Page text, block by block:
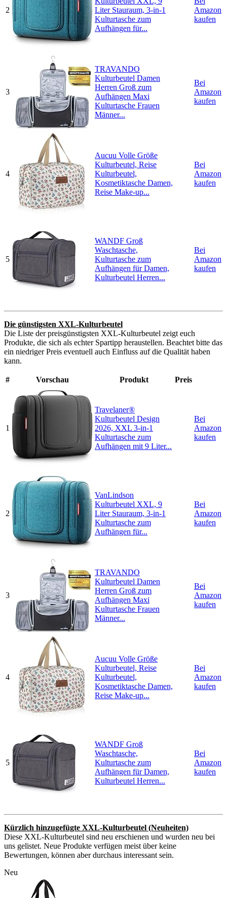
2
Liter Stauraum, 3-in-1
Kulturtasche zum
Aufhängen für...
Amazon
kaufen
3
TRAVANDO
Kulturbeutel Damen
Herren Groß zum
Aufhängen Maxi
Kulturtasche Frauen
Männer...
Bei
Amazon
kaufen
4
Aucuu Volle Größe
Kulturbeutel, Reise
Kulturbeutel,
Kosmetiktasche Damen,
Reise Make-up...
Bei
Amazon
kaufen
5
WANDF Groß
Waschtasche,
Kulturtasche zum
Aufhängen für Damen,
Kulturbeutel Herren...
Bei
Amazon
kaufen
Die günstigsten XXL-Kulturbeutel
Die Liste der preisgünstigsten XXL-Kulturbeutel zeigt euch
Produkte, die sich als echter Spartipp heraustellen. Beachtet bitte das
ein niedriger Preis eventuell auch Einfluss auf die Qualität haben
kann.
# Vorschau Produkt Preis
1
Travelaner®
Kulturbeutel Design
2026, XXL 3-in-1
Kulturtasche zum
Aufhängen mit 9 Liter...
Bei
Amazon
kaufen
2
VanLindson
Kulturbeutel XXL, 9
Liter Stauraum, 3-in-1
Kulturtasche zum
Aufhängen für...
Bei
Amazon
kaufen
3
TRAVANDO
Kulturbeutel Damen
Herren Groß zum
Aufhängen Maxi
Kulturtasche Frauen
Männer...
Bei
Amazon
kaufen
4
Aucuu Volle Größe
Kulturbeutel, Reise
Kulturbeutel,
Kosmetiktasche Damen,
Reise Make-up...
Bei
Amazon
kaufen
5
WANDF Groß
Waschtasche,
Kulturtasche zum
Aufhängen für Damen,
Kulturbeutel Herren...
Bei
Amazon
kaufen
Kürzlich hinzugefügte XXL-Kulturbeutel (Neuheiten)
Diese XXL-Kulturbeutel sind neu erschienen und wurden neu bei
uns gelistet. Neue Produkte verfügen meist über keine
Bewertungen, können aber durchaus interessant sein.
Neu